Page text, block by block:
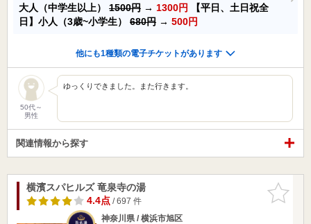
大人（中学生以上） 1500円 → 1300円
【平日、土日祝全
日】小人（3歳~小学生） 680円 → 500円
他にも1種類の電子チケットがあります
50代～
男性
ゆっくりできました。また行きます。
関連情報から探す
お気に入
りに追加
横濱スパヒルズ 竜泉寺の湯
4.4点/ 697 件
神奈川県 / 横浜市旭区